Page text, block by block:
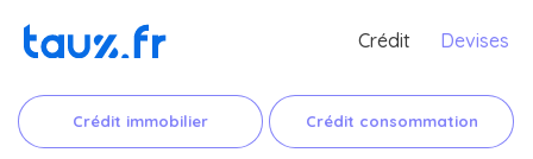
Crédit Devises
Crédit immobilier Crédit consommation